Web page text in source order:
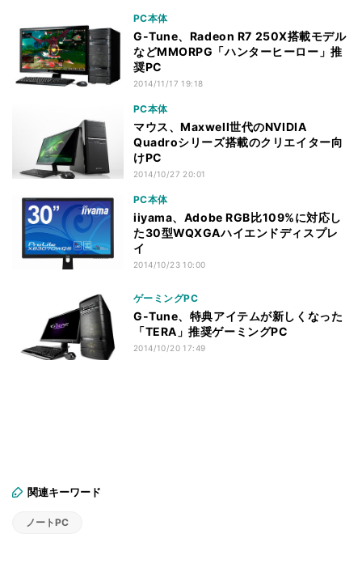
PC本体
G-Tune、Radeon R7 250X搭載モデル
などMMORPG「ハンターヒーロー」推
奨PC
2014/11/17 19:18
PC本体
マウス、Maxwell世代のNVIDIA
Quadroシリーズ搭載のクリエイター向
けPC
2014/10/27 20:01
PC本体
iiyama、Adobe RGB比109%に対応し
た30型WQXGAハイエンドディスプレ
イ
2014/10/23 10:00
ゲーミングPC
G-Tune、特典アイテムが新しくなった
「TERA」推奨ゲーミングPC
2014/10/20 17:49
関連キーワード
ノートPC